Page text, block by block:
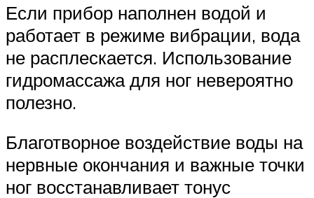
Если прибор наполнен водой и
работает в режиме вибрации, вода
не расплескается. Использование
гидромассажа для ног невероятно
полезно.
Благотворное воздействие воды на
нервные окончания и важные точки
ног восстанавливает тонус